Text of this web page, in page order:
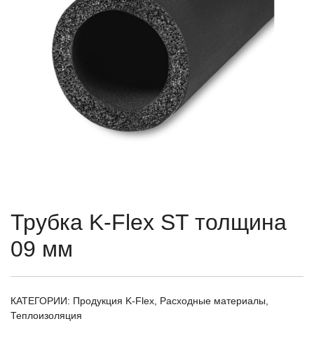
Трубка K-Flex ST толщина
09 мм
КАТЕГОРИИ: Продукция K-Flex Расходные материалы
Теплоизоляция